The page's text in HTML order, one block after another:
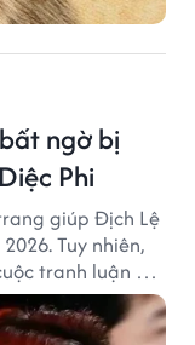
ngờ bị
Phi
giúp Địch Lệ
Tuy nhiên,
tranh luận với
mâu thuẫn công